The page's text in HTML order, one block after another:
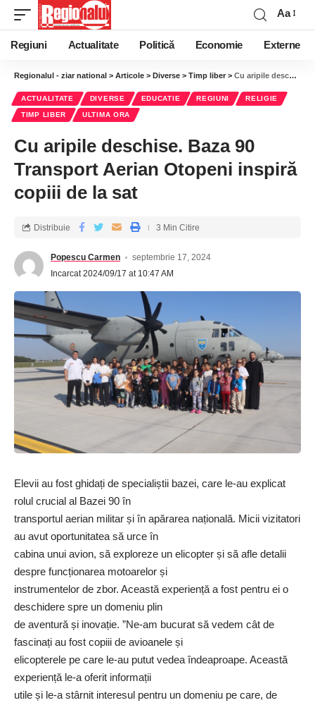
Aa
Regiuni Actualitate Politică Economie Externe
Regionalul - ziar national > Articole > Diverse > Timp liber > Cu aripile deschise. Baza 90 Transport Aerian Otopeni inspiră copiii de la sat
ACTUALITATE DIVERSE EDUCATIE REGIUNI RELIGIE
TIMP LIBER ULTIMA ORA
Cu aripile deschise. Baza 90
Transport Aerian Otopeni inspiră
copiii de la sat
Popescu Carmen
septembrie 17, 2024
Incarcat 2024/09/17 at 10:47 AM
Distribuie 3 Min Citire
Elevii au fost ghidați de specialiștii bazei, care le-au explicat
rolul crucial al Bazei 90 în
transportul aerian militar și în apărarea națională. Micii vizitatori
au avut oportunitatea să urce în
cabina unui avion, să exploreze un elicopter și să afle detalii
despre funcționarea motoarelor și
instrumentelor de zbor. Această experiență a fost pentru ei o
deschidere spre un domeniu plin
de aventură și inovație. ”Ne-am bucurat să vedem cât de
fascinați au fost copiii de avioanele și
elicopterele pe care le-au putut vedea îndeaproape. Această
experiență le-a oferit informații
utile și le-a stârnit interesul pentru un domeniu pe care, de